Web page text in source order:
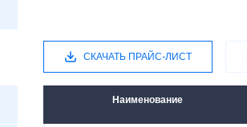
СКАЧАТЬ ПРАЙС-ЛИСТ
Наименование